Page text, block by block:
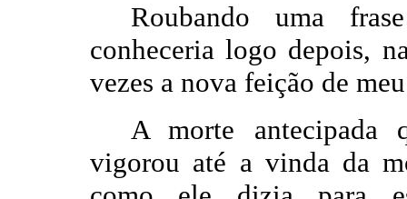
Roubando uma
conheceria logo depois,
vezes a nova feição de
A morte antecipada
vigorou até a vinda da